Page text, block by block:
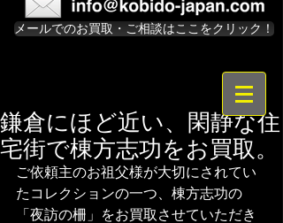
メールでのお買取・ご相談はここをクリック！
鎌倉にほど近い、閑静な住
宅街で棟方志功をお買取。
ご依頼主のお祖父様が大切にされてい
たコレクションの一つ、棟方志功の
「夜訪の柵」をお買取させていただき